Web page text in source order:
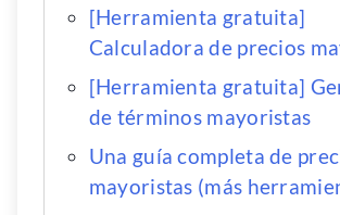
[Herramienta gratuita]
Calculadora de precios
[Herramienta gratuita]
de términos mayoristas
Una guía completa de
mayoristas (más